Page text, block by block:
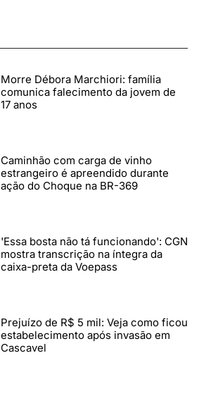
Morre Débora Marchiori: família
comunica falecimento da jovem de
17 anos
Caminhão com carga de vinho
estrangeiro é apreendido durante
ação do Choque na BR-369
'Essa bosta não tá funcionando': CGN
mostra transcrição na íntegra da
caixa-preta da Voepass
Prejuízo de R$ 5 mil: Veja como ficou
estabelecimento após invasão em
Cascavel